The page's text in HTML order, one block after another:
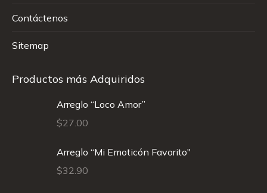
Contáctenos
Sitemap
Productos más Adquiridos
Arreglo “Loco Amor”
$27.00
Arreglo “Mi Emoticón Favorito"
$32.90